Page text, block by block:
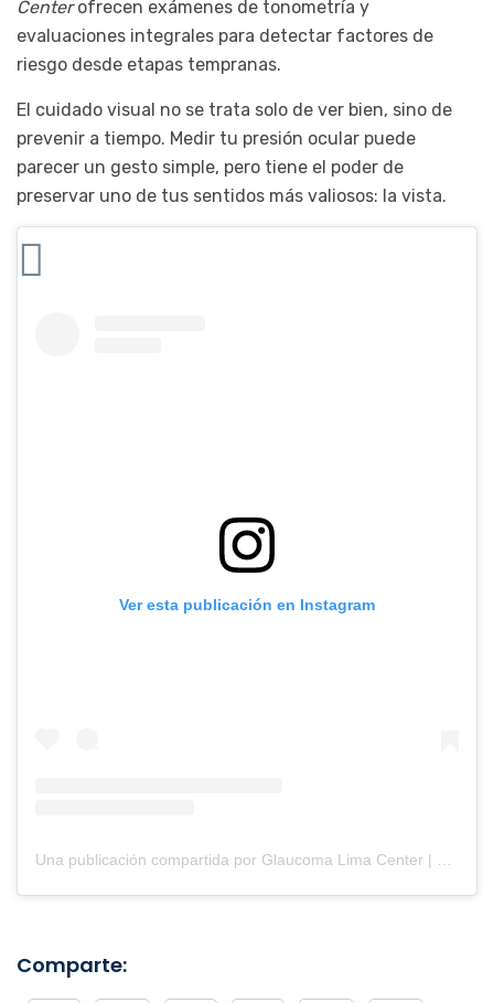
Centerofrecen exámenes de tonometría y
evaluaciones integrales para detectar factores de
riesgo desde etapas tempranas.
El cuidado visual no se trata solo de ver bien, sino de
prevenir a tiempo. Medir tu presión ocular puede
parecer un gesto simple, pero tiene el poder de
preservar uno de tus sentidos más valiosos: la vista.
Ver esta publicación en Instagram
Comparte: